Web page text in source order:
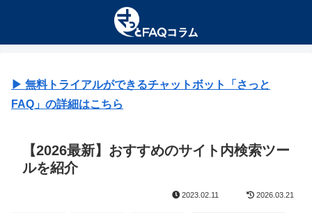
▶︎ 無料トライアルができるチャットボット「さっと
FAQ」の詳細はこちら
【2026最新】おすすめのサイト内検索ツー
ルを紹介
2023.02.11 2026.03.21